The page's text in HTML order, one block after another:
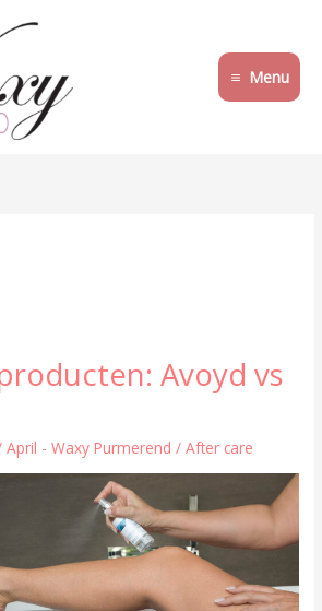
Menu
Avoyd vs
April - Waxy Purmerend/After care